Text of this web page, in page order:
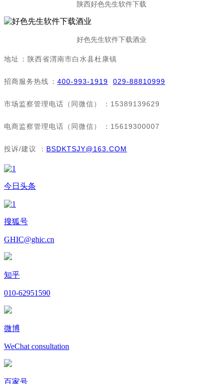
陕西好色先生软件下载
好色先生软件下载酒业
地址：陕西省渭南市白水县杜康镇
招商服务热线： 400-993-1919 029-88810999
市场监察管理电话（同微信）：15389139629
电商监察管理电话（同微信）：15619300007
投诉/建议： BSDKTSJY@163.COM
今日头条
搜狐号
GHIC@ghic.cn
知乎
010-62951590
微博
WeChat consultation
百家号